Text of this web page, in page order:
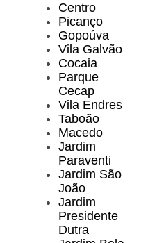
Centro
Picanço
Gopoúva
Vila Galvão
Cocaia
Parque
Cecap
Vila Endres
Taboão
Macedo
Jardim
Paraventi
Jardim São
João
Jardim
Presidente
Dutra